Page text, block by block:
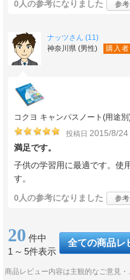
0人の参考になりました 参
ナッツさん (11)
神奈川県 (男性)
購入者
コクヨ キャンパスノート(用途
投稿日 2015/8/24
満足です。
子供の学習用に最適です。使
す。
0人の参考になりました 参
20 件中
1 ～ 5件表示
全ての商品レ
商品レビュー内容は主観的なご意見